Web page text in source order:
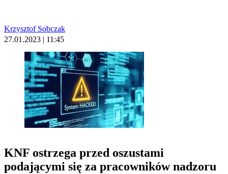
Krzysztof Sobczak
27.01.2023 | 11:45
KNF ostrzega przed oszustami
podającymi się za pracowników nadzoru